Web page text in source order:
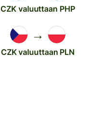
CZK valuuttaan PHP
→
CZK valuuttaan PLN